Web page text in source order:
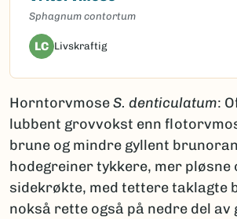
Sphagnum contortum
LC Livskraftig
HorntorvmoseS. denticulatum:
lubbent grovvokst enn
brune og mindre gyllent
hodegreiner tykkere, mer pløsne
sidekrøkte, med tettere taklagte
nokså rette også på nedre del av